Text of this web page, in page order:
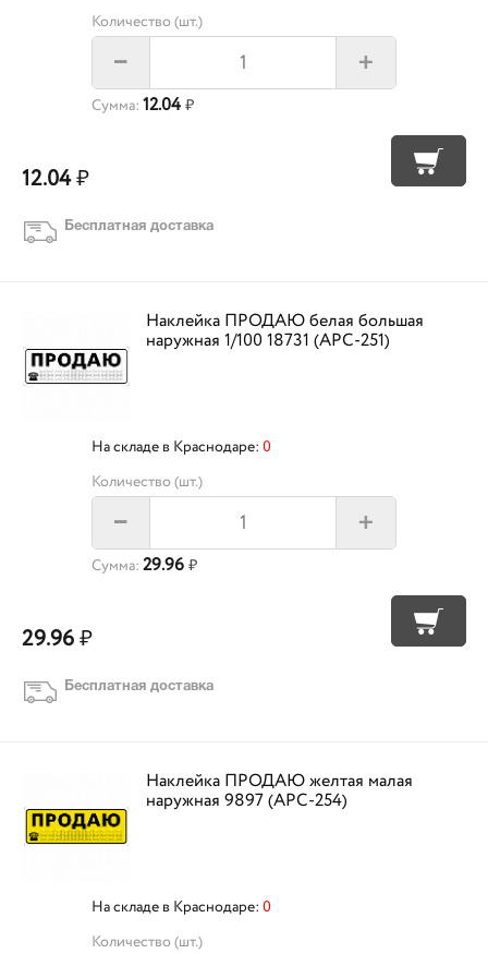
Количество (шт.)
– +
Сумма: 12.04 ₽
12.04₽
Бесплатная доставка
Наклейка ПРОДАЮ белая большая
наружная 1/100 18731 (APC-251)
На складе в Краснодаре: 0
Количество (шт.)
– +
Сумма: 29.96 ₽
29.96₽
Бесплатная доставка
Наклейка ПРОДАЮ желтая малая
наружная 9897 (APC-254)
На складе в Краснодаре: 0
Количество (шт.)